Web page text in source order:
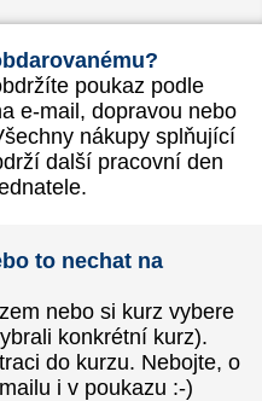
poukaz podle
e-mail, dopravou nebo
nákupy splňující
další pracovní den
to nechat na
nebo si kurz vybere
konkrétní kurz).
do kurzu. Nebojte, o
i v poukazu :-)